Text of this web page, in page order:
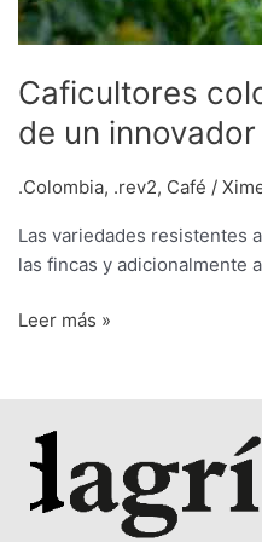
Caficultores
de un
.Colombia, .rev2, Café /
Las variedades resistentes
las fincas y adicionalmente
Leer más »